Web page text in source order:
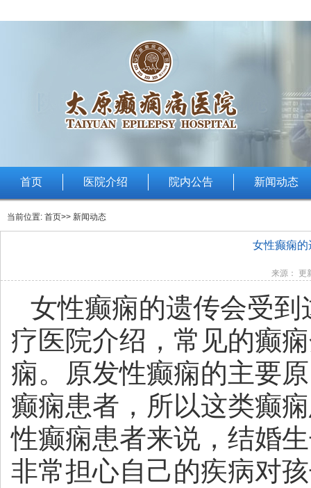
首页 医院介绍 院内公告 新闻动态
当前位置: 首页>> 新闻动态
女性癫痫
来源：
女性癫痫的遗传会受
疗医院介绍，常见的癫
痫。原发性癫痫的主要
癫痫患者，所以这类癫
性癫痫患者来说，结婚
非常担心自己的疾病对